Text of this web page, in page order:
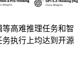
等高难推理任务和智
执行上均达到开源